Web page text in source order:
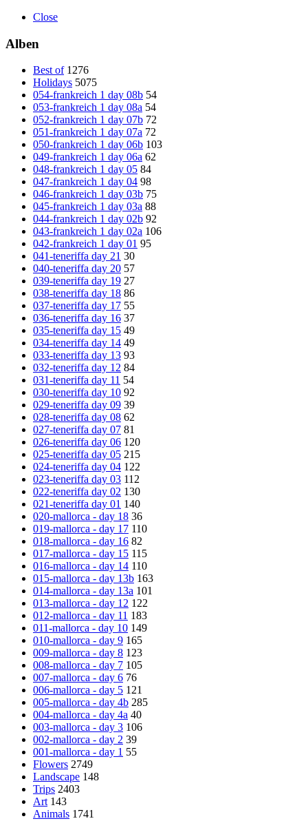
Close
Alben
Best of 1276
Holidays 5075
054-frankreich 1 day 08b 54
053-frankreich 1 day 08a 54
052-frankreich 1 day 07b 72
051-frankreich 1 day 07a 72
050-frankreich 1 day 06b 103
049-frankreich 1 day 06a 62
048-frankreich 1 day 05 84
047-frankreich 1 day 04 98
046-frankreich 1 day 03b 75
045-frankreich 1 day 03a 88
044-frankreich 1 day 02b 92
043-frankreich 1 day 02a 106
042-frankreich 1 day 01 95
041-teneriffa day 21 30
040-teneriffa day 20 57
039-teneriffa day 19 27
038-teneriffa day 18 86
037-teneriffa day 17 55
036-teneriffa day 16 37
035-teneriffa day 15 49
034-teneriffa day 14 49
033-teneriffa day 13 93
032-teneriffa day 12 84
031-teneriffa day 11 54
030-teneriffa day 10 92
029-teneriffa day 09 39
028-teneriffa day 08 62
027-teneriffa day 07 81
026-teneriffa day 06 120
025-teneriffa day 05 215
024-teneriffa day 04 122
023-teneriffa day 03 112
022-teneriffa day 02 130
021-teneriffa day 01 140
020-mallorca - day 18 36
019-mallorca - day 17 110
018-mallorca - day 16 82
017-mallorca - day 15 115
016-mallorca - day 14 110
015-mallorca - day 13b 163
014-mallorca - day 13a 101
013-mallorca - day 12 122
012-mallorca - day 11 183
011-mallorca - day 10 149
010-mallorca - day 9 165
009-mallorca - day 8 123
008-mallorca - day 7 105
007-mallorca - day 6 76
006-mallorca - day 5 121
005-mallorca - day 4b 285
004-mallorca - day 4a 40
003-mallorca - day 3 106
002-mallorca - day 2 39
001-mallorca - day 1 55
Flowers 2749
Landscape 148
Trips 2403
Art 143
Animals 1741